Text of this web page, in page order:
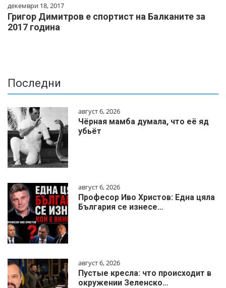
декември 18, 2017
Григор Димитров е спортист на Балканите за
2017 година
Последни
август 6, 2026
Чёрная мамба думала, что её яд
убьёт
август 6, 2026
Професор Иво Христов: Една цяла
България се изнесе…
август 6, 2026
Пустые кресла: что происходит в
окружении Зеленско…